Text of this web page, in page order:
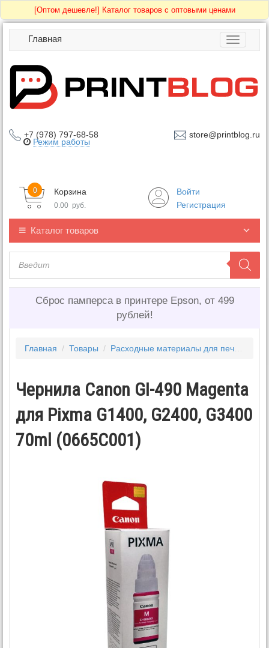
[Оптом дешевле!] Каталог товаров с оптовыми ценами
Toggle
Главная
+7 (978) 797-68-58 store@printblog.ru
Режим работы
Корзина
0
0.00 руб.
Войти
Регистрация
Каталог товаров
Сброс памперса в принтере Epson, от 499
рублей!
Главная / Товары / Расходные материалы для печати
Чернила Canon GI-490 Magenta
для Pixma G1400, G2400, G3400
70ml (0665C001)